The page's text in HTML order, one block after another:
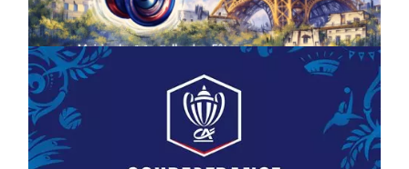
On18/03/2026byWebmaster2Risi